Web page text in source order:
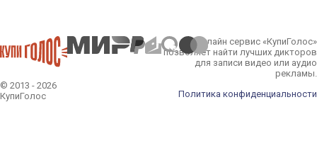
© 2013 - 2026
КупиГолос
Онлайн сервис «КупиГолос»
позволяет найти лучших дикторов
для записи видео или аудио
рекламы.
Политика конфиденциальности